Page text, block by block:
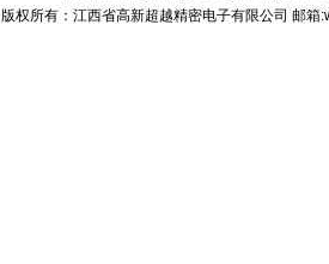
版权所有：江西省高新超越精密电子有限公司 邮